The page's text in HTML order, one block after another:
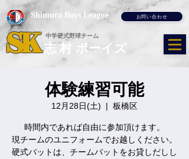
SK
Shimura Boys League お問い合わせ
​中学硬式野球チーム
​志 村 ボーイズ
体験練習可能
12月28日(土)
  |
板橋区
時間内であれば自由に参加頂けます。
現チームのユニフォームでお越しください。
硬式バットは、チームバットをお貸しだしし